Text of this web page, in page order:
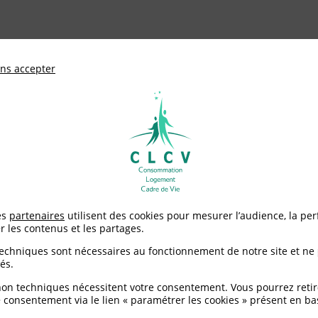
de défense des consommateurs et
Environnement / Santé
déchets > SERD - La semaine européenne de réduction des
européenne de
accepter
partenaires utilisent des cookies pour mesurer l’audience, la
les contenus et les partages.
sont nécessaires au fonctionnement de notre site et ne
techniques nécessitent votre consentement. Vous pourrez
via le lien « paramétrer les cookies » présent en